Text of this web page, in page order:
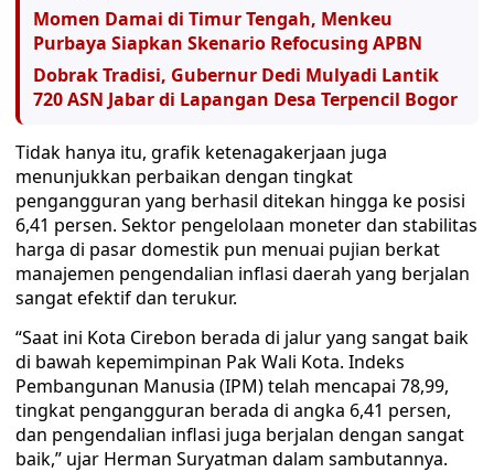
Momen Damai di Timur Tengah, Menkeu
Purbaya Siapkan Skenario Refocusing APBN
Dobrak Tradisi, Gubernur Dedi Mulyadi Lantik
720 ASN Jabar di Lapangan Desa Terpencil Bogor
Tidak hanya itu, grafik ketenagakerjaan juga
menunjukkan perbaikan dengan tingkat
pengangguran yang berhasil ditekan hingga ke posisi
6,41 persen. Sektor pengelolaan moneter dan stabilitas
harga di pasar domestik pun menuai pujian berkat
manajemen pengendalian inflasi daerah yang berjalan
sangat efektif dan terukur.
“Saat ini Kota Cirebon berada di jalur yang sangat baik
di bawah kepemimpinan Pak Wali Kota. Indeks
Pembangunan Manusia (IPM) telah mencapai 78,99,
tingkat pengangguran berada di angka 6,41 persen,
dan pengendalian inflasi juga berjalan dengan sangat
baik,” ujar Herman Suryatman dalam sambutannya.